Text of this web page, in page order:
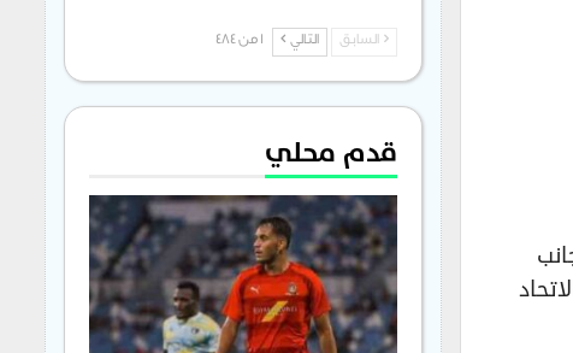
جانب
28 أيار، في مقر الاتحاد
السابق التالي 1 من 484
قدم محلي